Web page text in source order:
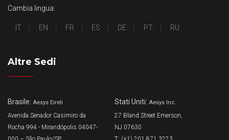
Cambia lingua:
IT EN FR ES DE PT RU
Altre Sedi
Brasile: Aesys Eireli
Avenida Senador Casimiro da
Rocha 994 - Mirandópolis 04047-
Stati Uniti: Aesys Inc.
27 Bland Street Emerson,
NJ 07630